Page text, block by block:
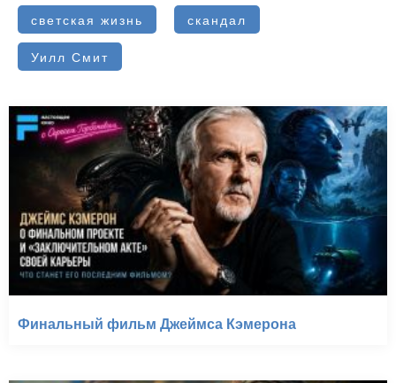
светская жизнь скандал
Уилл Смит
Финальный фильм Джеймса Кэмерона